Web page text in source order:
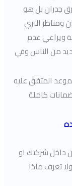
جدران بل هو
ومناظر الثري
ويراعي عدم
من الناس وفي
المتفق عليه
كاملة
داخل شركتك او
تعرف ماذا